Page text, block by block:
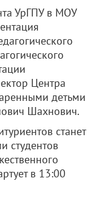
УрГПУ в МОУ
Центра
детьми
Шахнович.
станет
студентов
в 13:00